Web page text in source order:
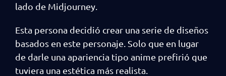
lado de Midjourney.
Esta persona decidió crear una serie de diseños
basados en este personaje. Solo que en lugar
de darle una apariencia tipo anime prefirió que
tuviera una estética más realista.